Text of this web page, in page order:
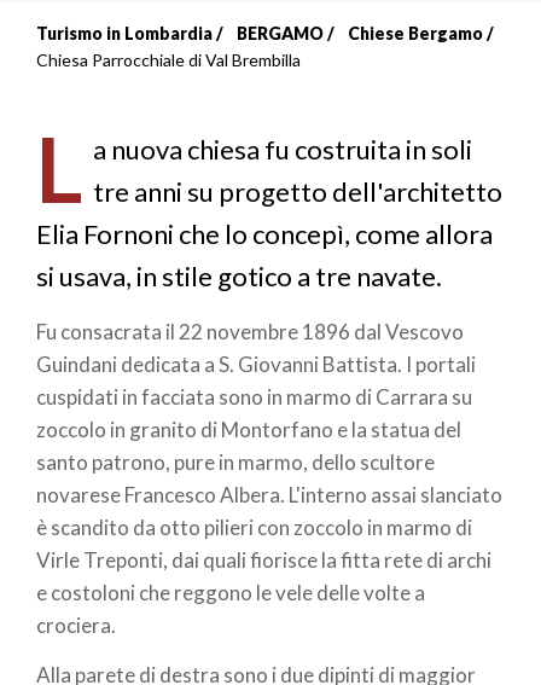
Briciole
pane
Turismo in Lombardia BERGAMO
Chiese Bergamo
Chiesa Parrocchiale di Val Brembilla
L a nuova chiesa fu costruita in soli
tre anni su progetto dell'architetto
Elia Fornoni che lo concepì, come allora
si usava, in stile gotico a tre navate.
Fu consacrata il 22 novembre 1896 dal Vescovo
Guindani dedicata a S. Giovanni Battista. I portali
cuspidati in facciata sono in marmo di Carrara su
zoccolo in granito di Montorfano e la statua del
santo patrono, pure in marmo, dello scultore
novarese Francesco Albera. L'interno assai slanciato
è scandito da otto pilieri con zoccolo in marmo di
Virle Treponti, dai quali fiorisce la fitta rete di archi
e costoloni che reggono le vele delle volte a
crociera.
Alla parete di destra sono i due dipinti di maggior